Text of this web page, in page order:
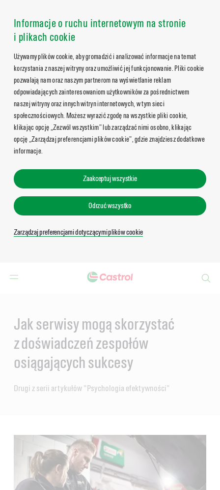
Informacje o ruchu internetowym na stronie
i plikach cookie
Używamy plików cookie, aby gromadzić i analizować informacje na temat
korzystania z naszej witryny oraz umożliwić jej funkcjonowanie. Pliki cookie
pozwalają nam oraz naszym partnerom na wyświetlanie reklam
odpowiadających zainteresowaniom użytkowników za pośrednictwem
naszej witryny oraz innych witryn internetowych, w tym sieci
społecznościowych. Możesz wyrazić zgodę na wszystkie pliki cookie,
klikając opcję „Zezwól wszystkim” lub zarządzać nimi osobno, klikając
opcję „Zarządzaj preferencjami plików cookie”, gdzie znajdziesz dodatkowe
informacje.
Zaakceptuj wszystkie
Odrzuć wszystko
Zarządzaj preferencjami dotyczącymi plików cookie
Jak serwisy mogą skorzystać
z doświadczeń zespołów
osiągających sukcesy
Drugi z serii artykułów "Psychologia efektywności"